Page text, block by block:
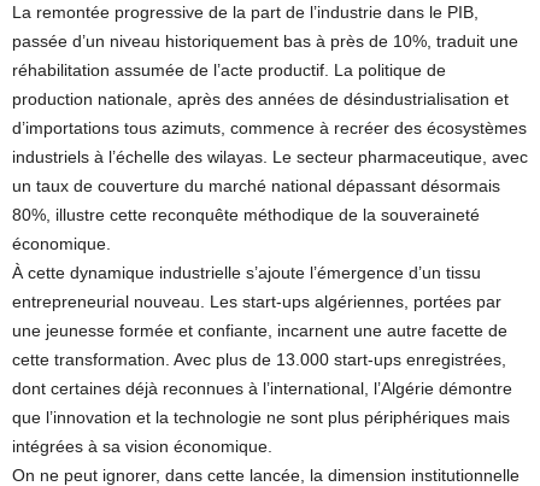
La remontée progressive de la part de l’industrie dans le PIB,
passée d’un niveau historiquement bas à près de 10%, traduit une
réhabilitation assumée de l’acte productif. La politique de
production nationale, après des années de désindustrialisation et
d’importations tous azimuts, commence à recréer des écosystèmes
industriels à l’échelle des wilayas. Le secteur pharmaceutique, avec
un taux de couverture du marché national dépassant désormais
80%, illustre cette reconquête méthodique de la souveraineté
économique.
À cette dynamique industrielle s’ajoute l’émergence d’un tissu
entrepreneurial nouveau. Les start-ups algériennes, portées par
une jeunesse formée et confiante, incarnent une autre facette de
cette transformation. Avec plus de 13.000 start-ups enregistrées,
dont certaines déjà reconnues à l’international, l’Algérie démontre
que l’innovation et la technologie ne sont plus périphériques mais
intégrées à sa vision économique.
On ne peut ignorer, dans cette lancée, la dimension institutionnelle